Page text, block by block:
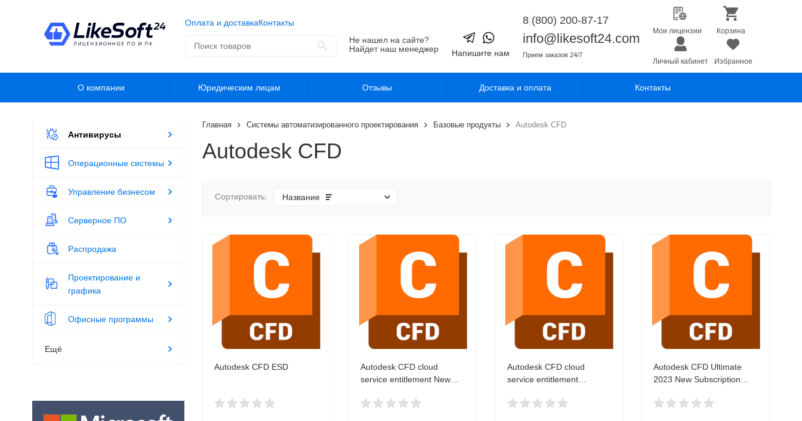
Оплата и доставкаКонтакты
Не нашел на сайте?
Найдет наш менеджер
Напишите нам
8 (800) 200-87-17
info@likesoft24.com
Прием заказов 24/7
Мои лицензии Корзина
Личный кабинет Избранное
О компании Юридическим лицам Отзывы Доставка и оплата Контакты
Главная Системы автоматизированного проектирования Базовые продукты Autodesk CFD
Autodesk CFD
Сортировать: Название
Autodesk CFD ESD
Autodesk CFD cloud
service entitlement New
seat
Autodesk CFD cloud
service entitlement
(annual) 1 seat
Autodesk CFD Ultimate
2023 New Subscription
Антивирусы
Операционные системы
Управление бизнесом
Серверное ПО
Распродажа
Проектирование и
графика
Офисные программы
Ещё